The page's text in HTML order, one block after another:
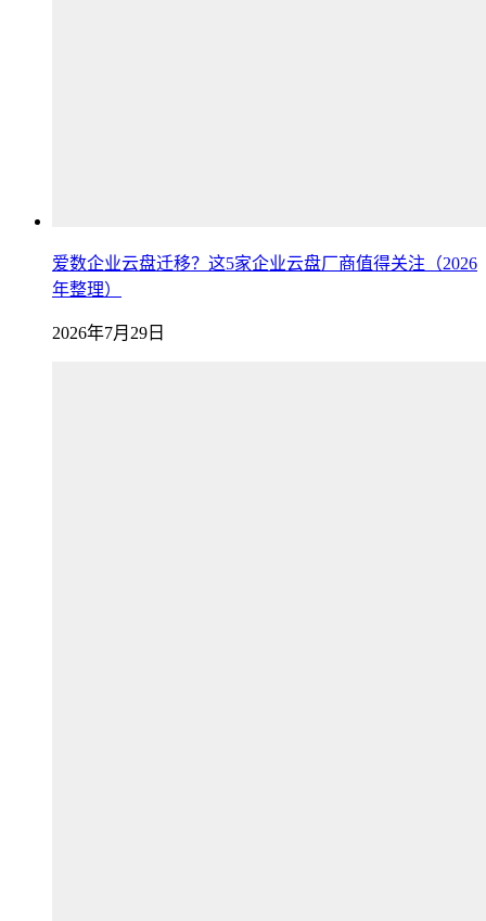
爱数企业云盘迁移？这5家企业云盘厂商值得关注（2026
年整理）
2026年7月29日